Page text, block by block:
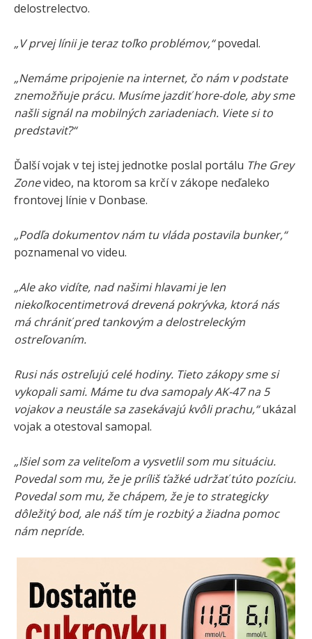
delostrelectvo.
„V prvej línii je teraz toľko problémov,“povedal.
„Nemáme pripojenie na internet, čo nám v podstate
znemožňuje prácu. Musíme jazdiť hore-dole, aby sme
našli signál na mobilných zariadeniach. Viete si to
predstaviť?“
Ďalší vojak v tej istej jednotke poslal portálu The Grey
Zonevideo, na ktorom sa krčí v zákope neďaleko
frontovej línie v Donbase.
„Podľa dokumentov nám tu vláda postavila bunker,“
poznamenal vo videu.
„Ale ako vidíte, nad našimi hlavami je len
niekoľkocentimetrová drevená pokrývka, ktorá nás
má chrániť pred tankovým a delostreleckým
ostreľovaním.
Rusi nás ostreľujú celé hodiny. Tieto zákopy sme si
vykopali sami. Máme tu dva samopaly AK-47 na 5
vojakov a neustále sa zasekávajú kvôli prachu,“ukázal
vojak a otestoval samopal.
„Išiel som za veliteľom a vysvetlil som mu situáciu.
Povedal som mu, že je príliš ťažké udržať túto pozíciu.
Povedal som mu, že chápem, že je to strategicky
dôležitý bod, ale náš tím je rozbitý a žiadna pomoc
nám nepríde.